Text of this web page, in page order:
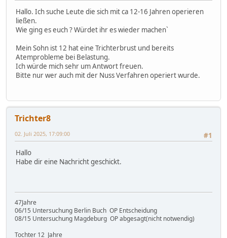
Hallo. Ich suche Leute die sich mit ca 12-16 Jahren operieren
ließen.
Wie ging es euch ? Würdet ihr es wieder machen`
Mein Sohn ist 12 hat eine Trichterbrust und bereits
Atemprobleme bei Belastung.
Ich würde mich sehr um Antwort freuen.
Bitte nur wer auch mit der Nuss Verfahren operiert wurde.
Trichter8
#1
02. Juli 2025, 17:09:00
Hallo
Habe dir eine Nachricht geschickt.
47Jahre
06/15 Untersuchung Berlin Buch OP Entscheidung
08/15 Untersuchung Magdeburg OP abgesagt(nicht notwendig)
Tochter 12 Jahre